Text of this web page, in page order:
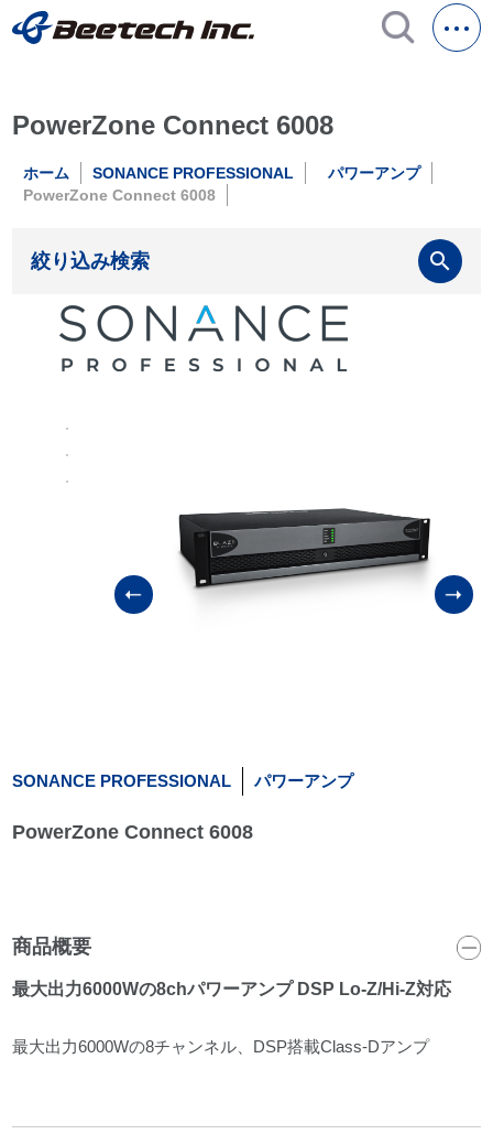
PowerZone Connect 6008
ホーム SONANCE PROFESSIONAL
パワーアンプ
PowerZone Connect 6008
絞り込み検索 search
SONANCE PROFESSIONAL パワーアンプ
PowerZone Connect 6008
商品概要
最大出力6000Wの8chパワーアンプ DSP Lo-Z/Hi-Z対応
最大出力6000Wの8チャンネル、DSP搭載Class-Dアンプ